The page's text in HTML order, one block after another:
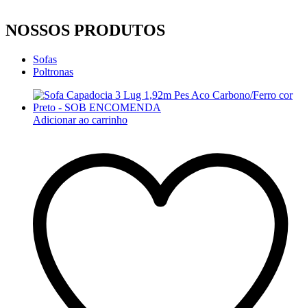
NOSSOS PRODUTOS
Sofas
Poltronas
Adicionar ao carrinho